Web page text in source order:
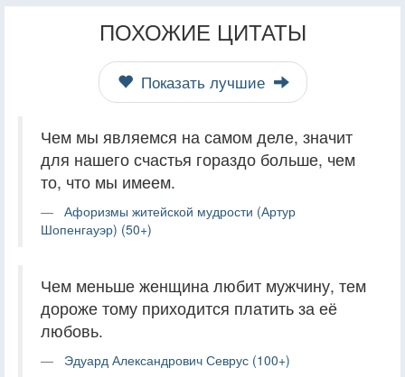
ПОХОЖИЕ ЦИТАТЫ
Показать лучшие
Чем мы являемся на самом деле, значит
для нашего счастья гораздо больше, чем
то, что мы имеем.
Афоризмы житейской мудрости (Артур
Шопенгауэр) (50+)
Чем меньше женщина любит мужчину, тем
дороже тому приходится платить за её
любовь.
Эдуард Александрович Севрус (100+)